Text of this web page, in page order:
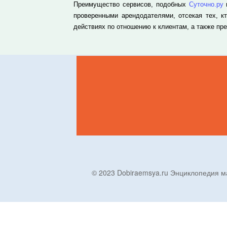
Преимущество сервисов, подобных Суточно.ру
проверенными арендодателями, отсекая тех,
действиях по отношению к клиентам, а также
© 2023 Dobiraemsya.ru